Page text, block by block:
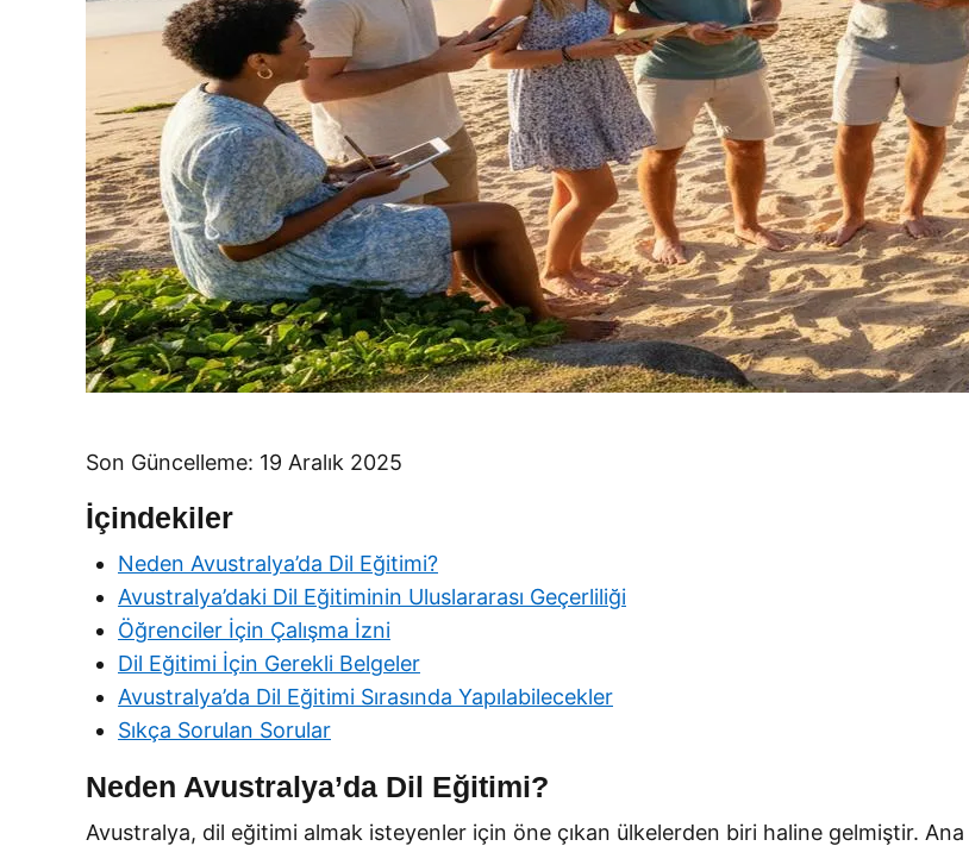
Son Güncelleme: 19 Aralık 2025
İçindekiler
Neden Avustralya’da Dil Eğitimi?
Avustralya’daki Dil Eğitiminin Uluslararası Geçerliliği
Öğrenciler İçin Çalışma İzni
Dil Eğitimi İçin Gerekli Belgeler
Avustralya’da Dil Eğitimi Sırasında Yapılabilecekler
Sıkça Sorulan Sorular
Neden Avustralya’da Dil Eğitimi?
Avustralya, dil eğitimi almak isteyenler için öne çıkan ülkelerden biri haline gelmiştir.